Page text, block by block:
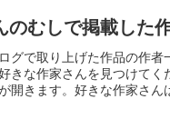
のむしで掲載した
グで取り上げた作品の作
きな作家さんを見つけてく
開きます。好きな作家さん